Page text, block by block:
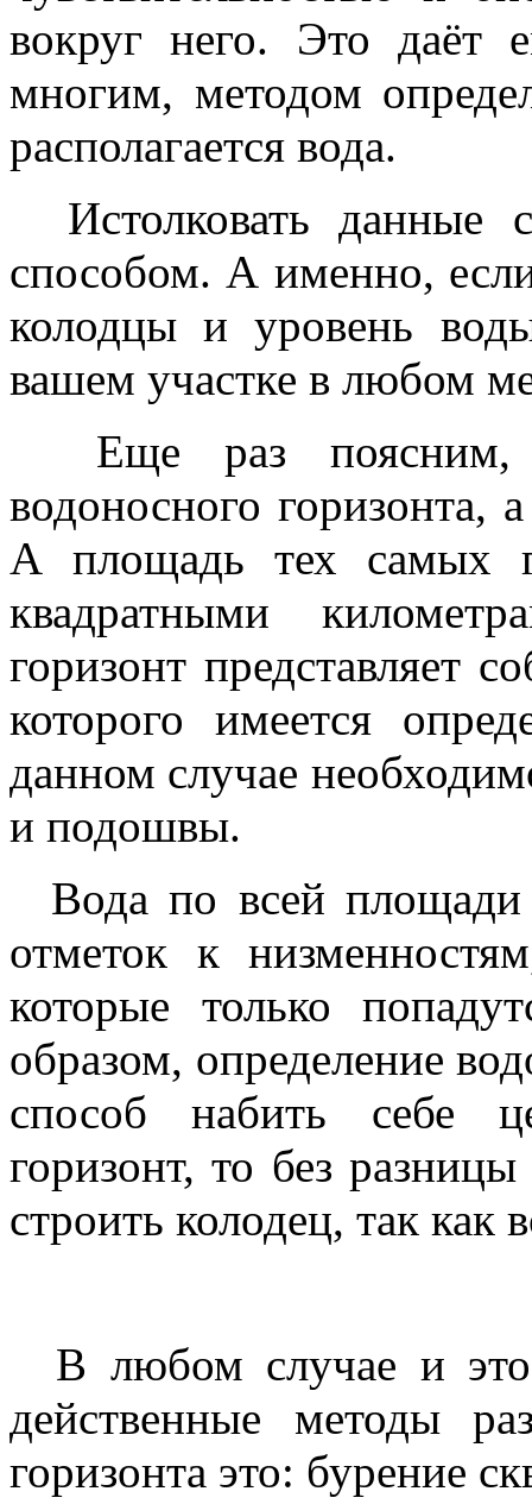
вокруг него. Это даёт
многим, методом
располагается вода.
Истолковать данные
способом. А именно,
колодцы и уровень
вашем участке в любом
Еще раз поясним,
водоносного горизонта,
А площадь тех самых
квадратными
горизонт представляет
которого имеется
данном случае
и подошвы.
Вода по всей площади
отметок к
которые только
образом, определение
способ набить себе
горизонт, то без
строить колодец, так
В любом случае и это
действенные методы
горизонта это: бурение